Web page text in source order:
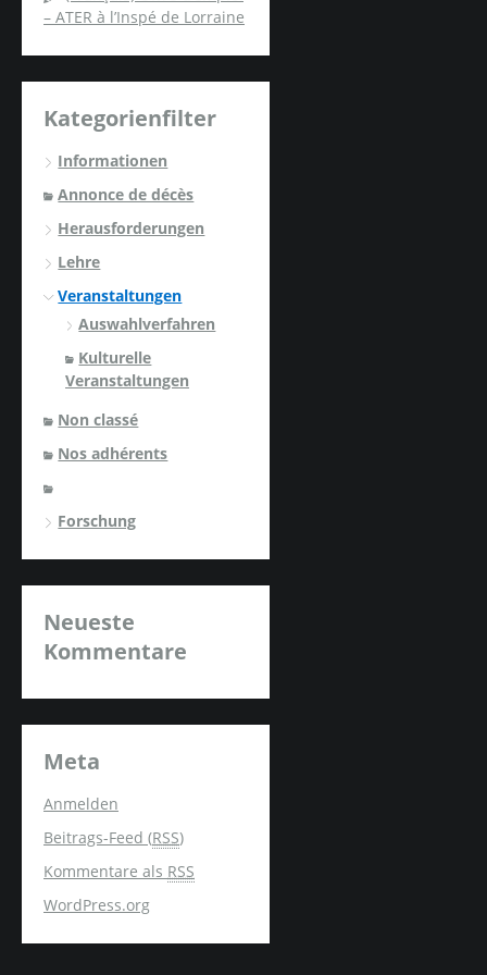
– ATER à l’Inspé de Lorraine
Kategorienfilter
Informationen
Annonce de décès
Herausforderungen
Lehre
Veranstaltungen
Auswahlverfahren
Kulturelle
Veranstaltungen
Non classé
Nos adhérents
Forschung
Neueste
Kommentare
Meta
Anmelden
Beitrags-Feed (RSS)
Kommentare als RSS
WordPress.org